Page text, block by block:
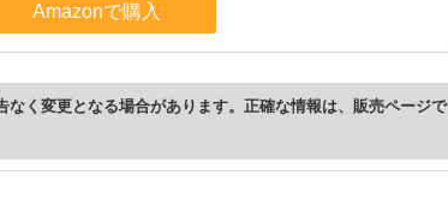
Amazonで購入
く変更となる場合があります。正確な情報は、販売ページで